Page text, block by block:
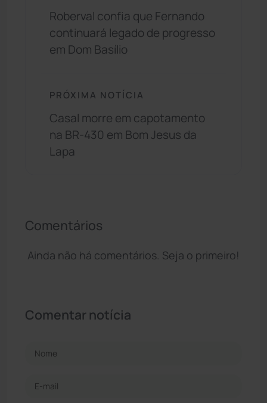
Roberval confia que Fernando
continuará legado de progresso
em Dom Basílio
PRÓXIMA NOTÍCIA
Casal morre em capotamento
na BR-430 em Bom Jesus da
Lapa
Comentários
Ainda não há comentários. Seja o primeiro!
Comentar notícia